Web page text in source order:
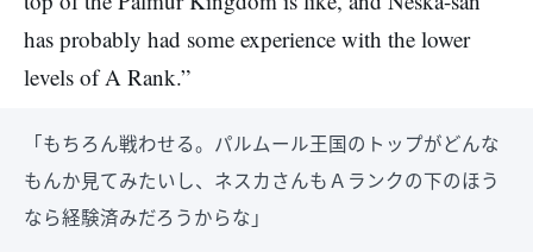
has probably had some experience with the lower
levels of A Rank.”
「もちろん戦わせる。パルムール王国のトップがどんな
もんか見てみたいし、ネスカさんもＡランクの下のほう
なら経験済みだろうからな」